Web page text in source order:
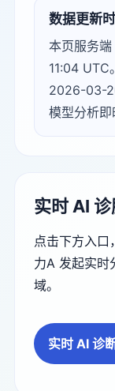
数据更新
本页服务
11:04 UTC
2026-03-
模型分析即
实时 AI
点击下方入
力A 发起实时
域。
实时 AI 诊